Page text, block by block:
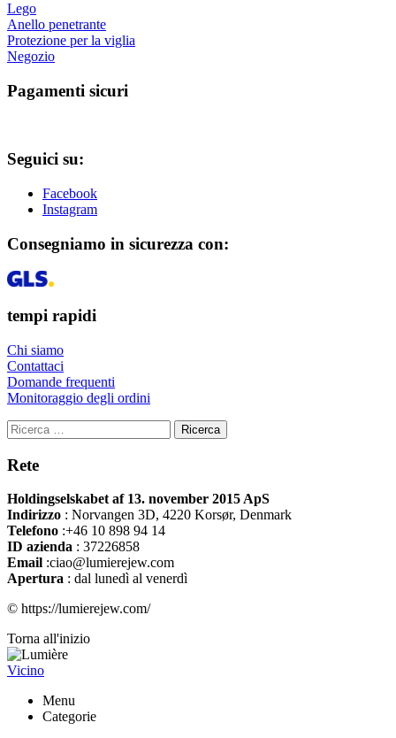
Lego
Anello penetrante
Protezione per la viglia
Negozio
Pagamenti sicuri
Seguici su:
Facebook
Instagram
Consegniamo in sicurezza con:
tempi rapidi
Chi siamo
Contattaci
Domande frequenti
Monitoraggio degli ordini
Ricerca
Rete
Holdingselskabet af 13. november 2015 ApS
Indirizzo : Norvangen 3D, 4220 Korsør, Denmark
Telefono :+46 10 898 94 14
ID azienda : 37226858
Email :ciao@lumierejew.com
Apertura : dal lunedì al venerdì
© https://lumierejew.com/
Torna all'inizio
Vicino
Menu
Categorie